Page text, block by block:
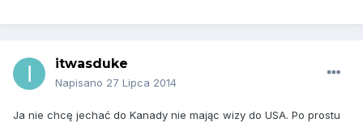
itwasduke
Napisano 27 Lipca 2014
Ja nie chcę jechać do Kanady nie mając wizy do USA. Po prostu